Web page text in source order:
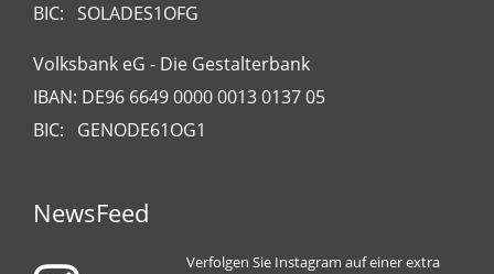
BIC: SOLADES1OFG
Volksbank eG - Die Gestalterbank
IBAN: DE96 6649 0000 0013 0137 05
BIC: GENODE61OG1
NewsFeed
Verfolgen Sie Instagram auf einer extra